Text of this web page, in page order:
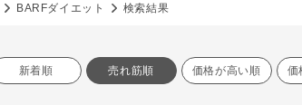
BARFダイエット 検索結果
新着順 売れ筋順 価格が高い順 価